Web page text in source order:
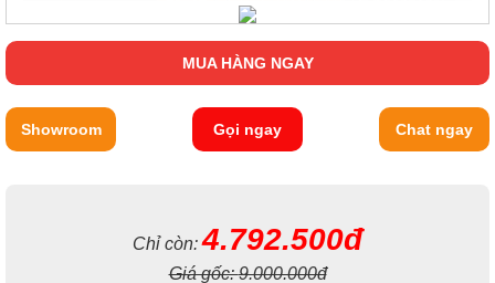
MUA HÀNG NGAY
Showroom Gọi ngay Chat ngay
Chỉ còn:4.792.500đ
Giá gốc:9.000.000đ